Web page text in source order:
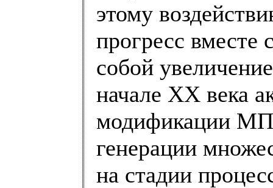
этому
прогресс
собой
начале ХХ века
модификации
генерации
на стадии